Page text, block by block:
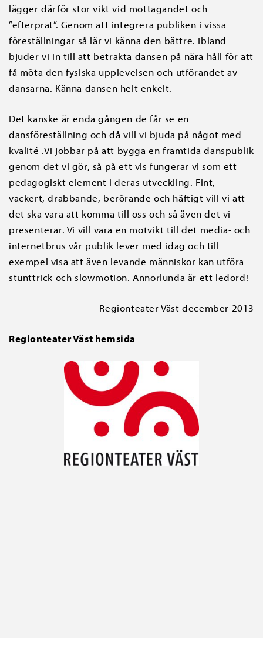
lägger därför stor vikt vid mottagandet och
”efterprat”. Genom att integrera publiken i vissa
föreställningar så lär vi känna den bättre. Ibland
bjuder vi in till att betrakta dansen på nära håll för att
få möta den fysiska upplevelsen och utförandet av
dansarna. Känna dansen helt enkelt.
Det kanske är enda gången de får se en
dansföreställning och då vill vi bjuda på något med
kvalité .Vi jobbar på att bygga en framtida danspublik
genom det vi gör, så på ett vis fungerar vi som ett
pedagogiskt element i deras utveckling. Fint,
vackert, drabbande, berörande och häftigt vill vi att
det ska vara att komma till oss och så även det vi
presenterar. Vi vill vara en motvikt till det media- och
internetbrus vår publik lever med idag och till
exempel visa att även levande människor kan utföra
stunttrick och slowmotion. Annorlunda är ett ledord!
Regionteater Väst december 2013
Regionteater Väst hemsida